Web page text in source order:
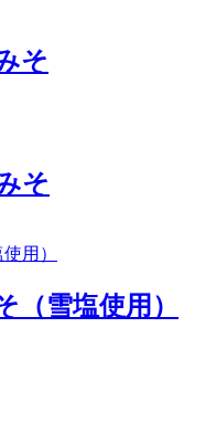
そ
そ
（雪塩使用）